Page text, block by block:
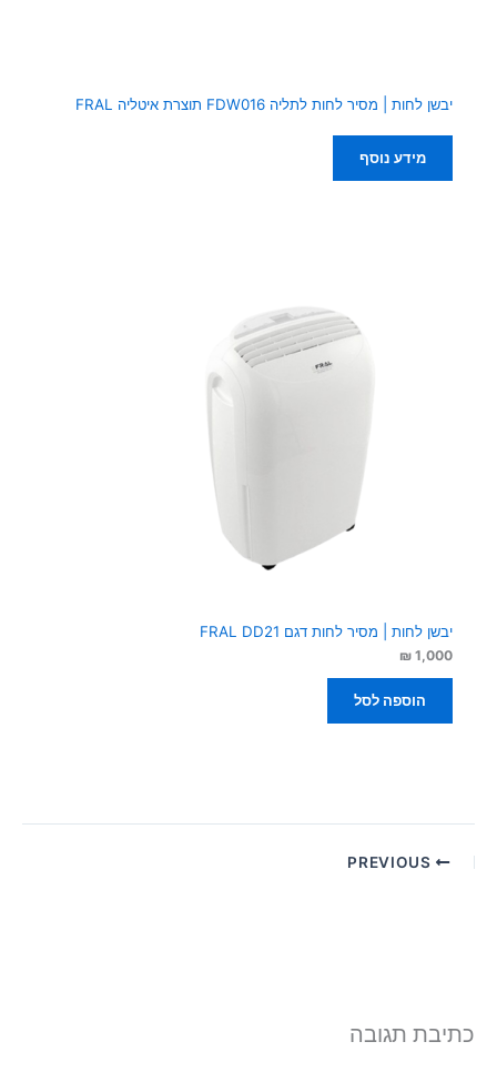
יבשן לחות | מסיר לחות לתליה FDW016 תוצרת איטליה FRAL
מידע נוסף
יבשן לחות | מסיר לחות דגם FRAL DD21
1,000
₪
הוספה לסל
כתיבת תגובה